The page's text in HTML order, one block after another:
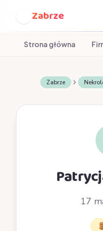
Zabrze
Strona główna
Zabrze
17